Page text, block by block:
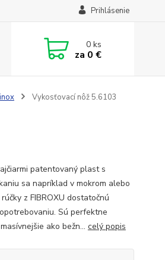
Prihlásenie
0ks
za 0 €
Vykosťovací nôž 5.6103
patentovaný plast s
sa napríklad v mokrom alebo
z FIBROXU dostatočnú
Sú perfektne
ako bežn... celý popis